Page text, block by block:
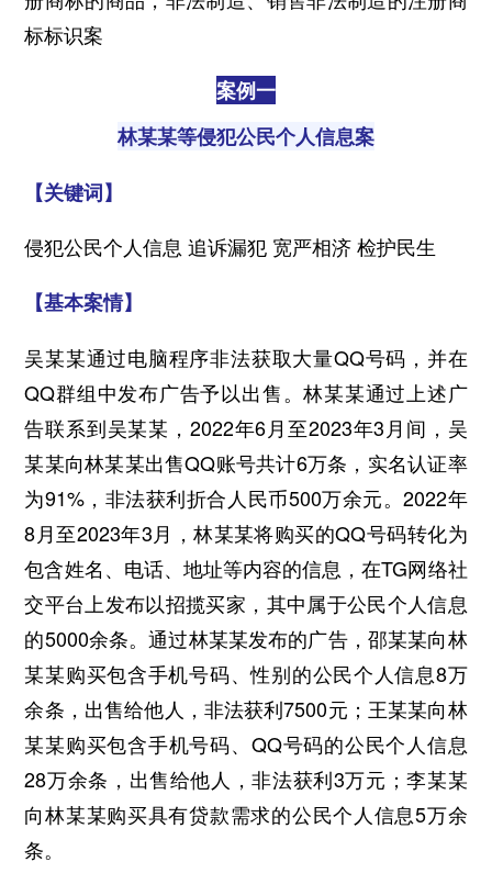
标标识案
案例一
林某某等侵犯公民个人信息案
【关键词】
侵犯公民个人信息 追诉漏犯 宽严相济 检护民生
【基本案情】
吴某某通过电脑程序非法获取大量QQ号码，并在
QQ群组中发布广告予以出售。林某某通过上述广
告联系到吴某某，2022年6月至2023年3月间，吴
某某向林某某出售QQ账号共计6万条，实名认证率
为91%，非法获利折合人民币500万余元。2022年
8月至2023年3月，林某某将购买的QQ号码转化为
包含姓名、电话、地址等内容的信息，在TG网络社
交平台上发布以招揽买家，其中属于公民个人信息
的5000余条。通过林某某发布的广告，邵某某向林
某某购买包含手机号码、性别的公民个人信息8万
余条，出售给他人，非法获利7500元；王某某向林
某某购买包含手机号码、QQ号码的公民个人信息
28万余条，出售给他人，非法获利3万元；李某某
向林某某购买具有贷款需求的公民个人信息5万余
条。